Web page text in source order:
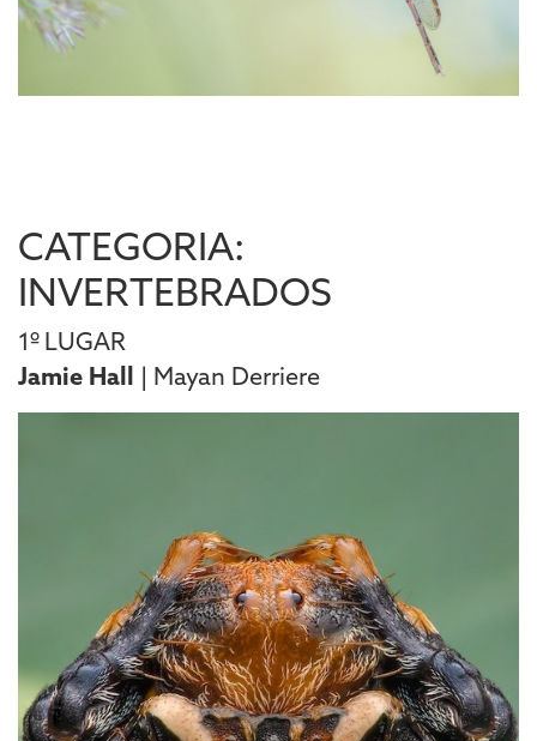
CATEGORIA:
INVERTEBRADOS
1º LUGAR
Jamie Hall | Mayan Derriere